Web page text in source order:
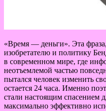
«Время — деньги». Эта
изобретателю и политику
в современном мире, где
неотъемлемой частью
пытался человек изменить
остается 24 часа. Именно
стали настоящим спасением
максимально эффективно